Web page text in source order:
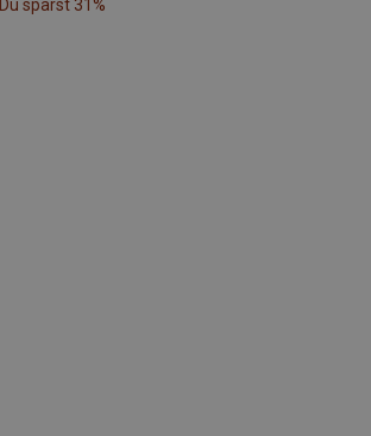
Du sparst 31%